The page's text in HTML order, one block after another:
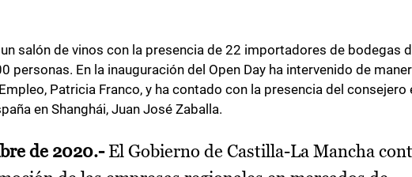
salón de vinos con la presencia de 22 importadores de bodegas
personas. En la inauguración del Open Day ha intervenido de
Patricia Franco, y ha contado con la presencia del
en Shanghái, Juan José Zaballa.
de 2020.-El Gobierno de Castilla-La Mancha